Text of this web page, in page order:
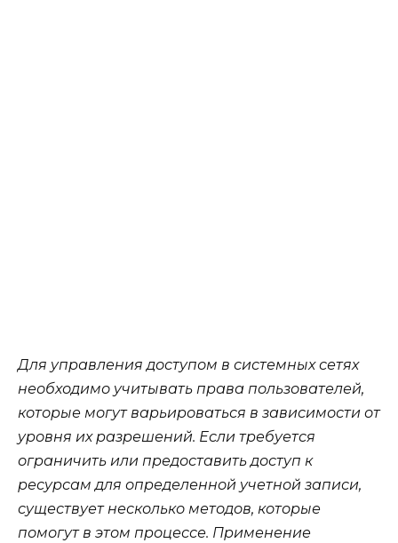
Для управления доступом в системных сетях
необходимо учитывать права пользователей,
которые могут варьироваться в зависимости от
уровня их разрешений. Если требуется
ограничить или предоставить доступ к
ресурсам для определенной учетной записи,
существует несколько методов, которые
помогут в этом процессе. Применение